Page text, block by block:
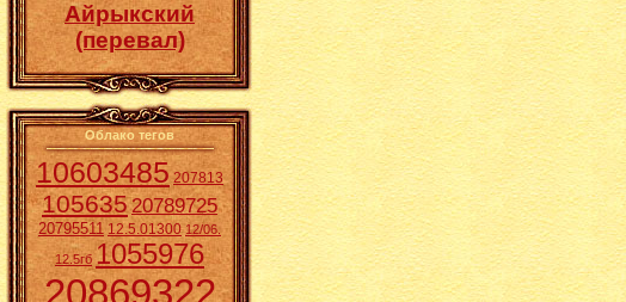
Айрыкский
(перевал)
Облако тегов
10603485 207813
10563520789725
20795511 12.5.01300 12/06.
12.5гб 1055976
20869322